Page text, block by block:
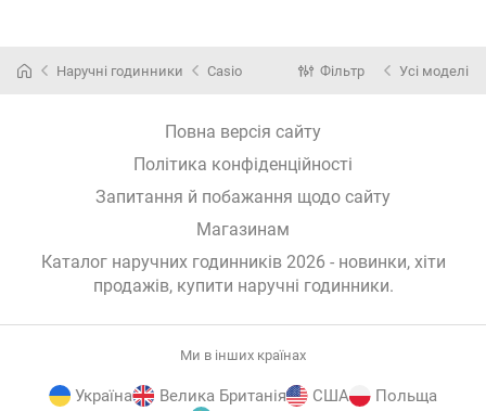
Наручні годинники Casio Фільтр Усі моделі
Повна версія сайту
Політика конфіденційності
Запитання й побажання щодо сайту
Магазинам
Каталог наручних годинників 2026 - новинки, хіти
продажів, купити наручні годинники.
Ми в інших країнах
Україна Велика Британія США
Польща